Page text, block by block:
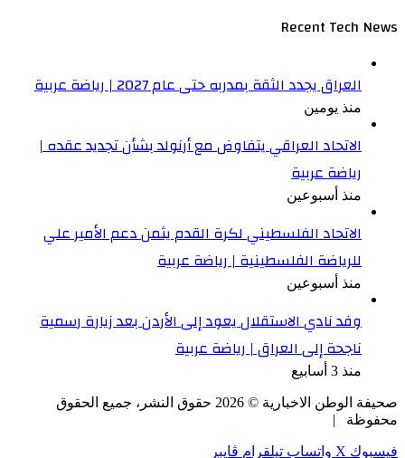
Recent Tech News
العراق يجدد الثقة بمدربه حتى عام 2027 | رياضة عربية
منذ يومين
الاتحاد العراقي يتفاوض مع أرنولد بشأن تجديد عقده |
رياضة عربية
منذ أسبوعين
الاتحاد الفلسطيني لكرة القدم يثمن دعم الأمير علي
للرياضة الفلسطينية | رياضة عربية
منذ أسبوعين
وفد نادي الاستقلال يعود إلى الأردن بعد زيارة رسمية
ناجحة إلى العراق | رياضة عربية
منذ 3 أسابيع
صحيفة الوطن الاخبارية © 2026 حقوق النشر، جميع الحقوق
محفوظة |
فيسبوك ‫X واتساب تيلقرام ڤايبر